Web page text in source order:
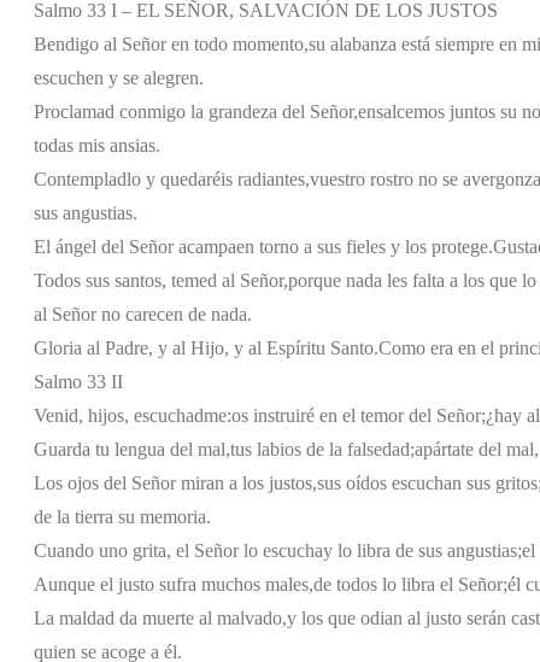
Salmo 33 I – EL SEÑOR, SALVACIÓN DE LOS JUSTOS
Bendigo al Señor en todo momento,su alabanza está siempre en
escuchen y se alegren.
Proclamad conmigo la grandeza del Señor,ensalcemos juntos su
todas mis ansias.
Contempladlo y quedaréis radiantes,vuestro rostro no se
sus angustias.
El ángel del Señor acampaen torno a sus fieles y los protege.
Todos sus santos, temed al Señor,porque nada les falta a los que
al Señor no carecen de nada.
Gloria al Padre, y al Hijo, y al Espíritu Santo.Como era en el
Salmo 33 II
Venid, hijos, escuchadme:os instruiré en el temor del Señor;¿hay
Guarda tu lengua del mal,tus labios de la falsedad;apártate del
Los ojos del Señor miran a los justos,sus oídos escuchan sus
de la tierra su memoria.
Cuando uno grita, el Señor lo escuchay lo libra de sus angustias;el
Aunque el justo sufra muchos males,de todos lo libra el Señor;él
La maldad da muerte al malvado,y los que odian al justo serán
quien se acoge a él.